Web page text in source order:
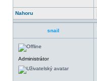
Nahoru
snail
Administrátor